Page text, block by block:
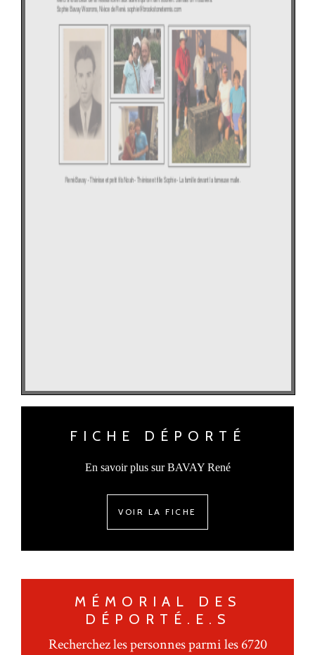
FICHE DÉPORTÉ
En savoir plus sur BAVAY René
VOIR LA FICHE
MÉMORIAL DES
DÉPORTÉ.E.S
Recherchez les personnes parmi les 6720